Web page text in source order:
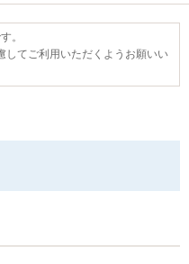
。
してご利用いただくようお願いい